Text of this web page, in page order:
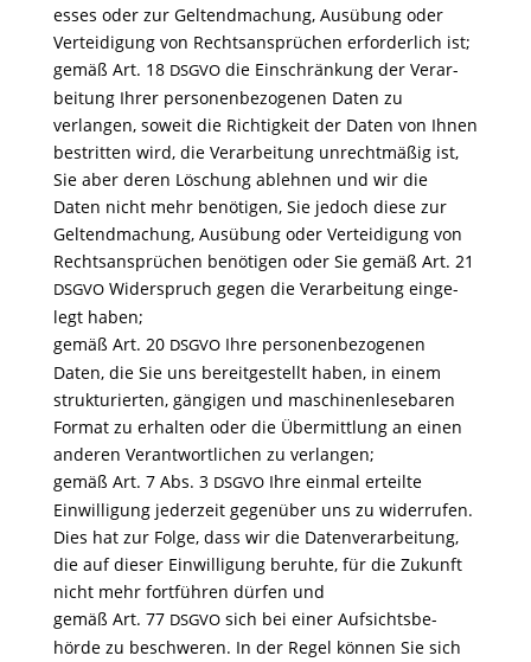
esses oder zur Geltend­ma­chung, Ausübung oder
Vertei­di­gung von Rechts­an­sprü­chen erfor­der­lich ist;
gemäß Art. 18 DSGVOdie Einschrän­kung der Verar­
bei­tung Ihrer perso­nen­be­zo­genen Daten zu
verlangen, soweit die Rich­tig­keit der Daten von Ihnen
bestritten wird, die Verar­bei­tung unrecht­mäßig ist,
Sie aber deren Löschung ablehnen und wir die
Daten nicht mehr benö­tigen, Sie jedoch diese zur
Geltend­ma­chung, Ausübung oder Vertei­di­gung von
Rechts­an­sprü­chen benö­tigen oder Sie gemäß Art. 21
DSGVOWider­spruch gegen die Verar­bei­tung einge­
legt haben;
gemäß Art. 20 DSGVOIhre perso­nen­be­zo­genen
Daten, die Sie uns bereit­ge­stellt haben, in einem
struk­tu­rierten, gängigen und maschi­nen­le­se­baren
Format zu erhalten oder die Über­mitt­lung an einen
anderen Verant­wort­li­chen zu verlangen;
gemäß Art. 7 Abs. 3 DSGVOIhre einmal erteilte
Einwil­li­gung jeder­zeit gegen­über uns zu wider­rufen.
Dies hat zur Folge, dass wir die Daten­ver­ar­bei­tung,
die auf dieser Einwil­li­gung beruhte, für die Zukunft
nicht mehr fort­führen dürfen und
gemäß Art. 77 DSGVOsich bei einer Aufsichts­be­
hörde zu beschweren. In der Regel können Sie sich